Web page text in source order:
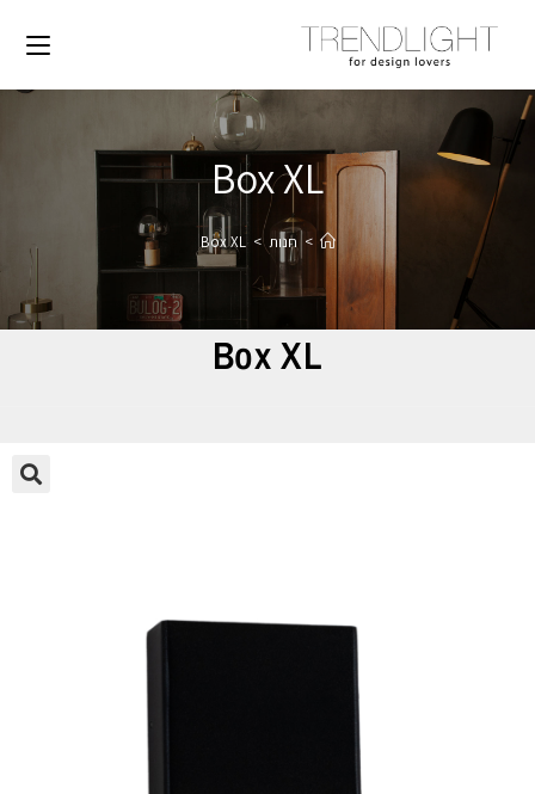
Box XL
> חנות >
Box XL
Box XL